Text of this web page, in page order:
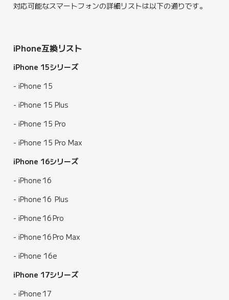
対応可能なスマートフォンの詳細リストは以下の通りです。
iPhone互換リスト
iPhone 15シリーズ
- iPhone 15
- iPhone 15 Plus
- iPhone 15 Pro
- iPhone 15 Pro Max
iPhone 16シリーズ
- iPhone 16
- iPhone 16 Plus
- iPhone 16 Pro
- iPhone 16 Pro Max
- iPhone 16e
iPhone 17シリーズ
- iPhone 17